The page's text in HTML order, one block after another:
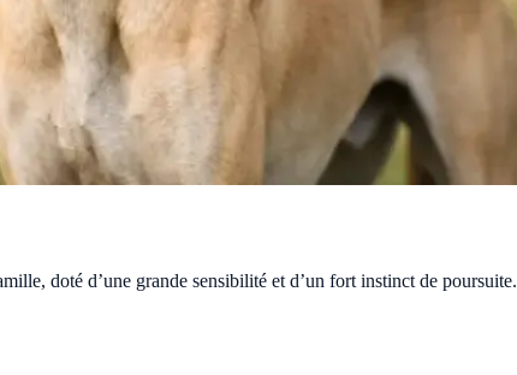
doté d’une grande sensibilité et d’un fort instinct de poursuite.